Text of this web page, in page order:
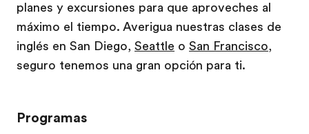
planes y excursiones para que aproveches al
máximo el tiempo. Averigua nuestras clases de
inglés en San Diego, Seattle o San Francisco,
seguro tenemos una gran opción para ti.
Programas